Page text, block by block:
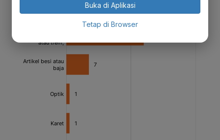
Buka di Aplikasi
Tetap di Browser